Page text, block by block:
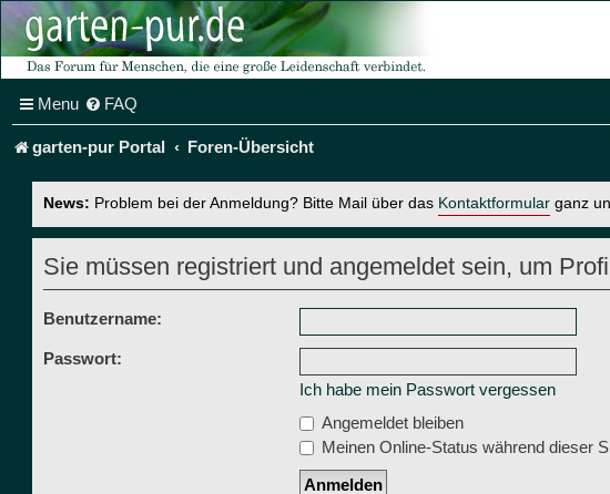
Menu FAQ
garten-pur Portal Foren-Übersicht
News: Problem bei der Anmeldung? Bitte Mail über das Kontaktformular ganz
Sie müssen registriert und angemeldet sein, um
Benutzername:
Passwort:
Ich habe mein Passwort vergessen
Angemeldet bleiben
Meinen Online-Status während dieser